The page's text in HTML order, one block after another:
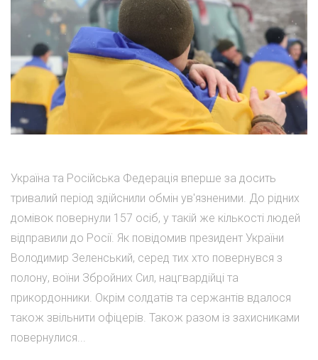
Україна та Російська Федерація вперше за досить
тривалий період здійснили обмін ув'язненими. До рідних
домівок повернули 157 осіб, у такій же кількості людей
відправили до Росії. Як повідомив президент України
Володимир Зеленський, серед тих хто повернувся з
полону, воїни Збройних Сил, нацгвардійці та
прикордонники. Окрім солдатів та сержантів вдалося
також звільнити офіцерів. Також разом із захисниками
повернулися...